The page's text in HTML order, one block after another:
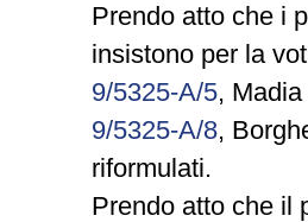
Prendo atto che i
insistono per la
9/5325-A/5,
9/5325-A/8,
riformulati.
Prendo atto che il